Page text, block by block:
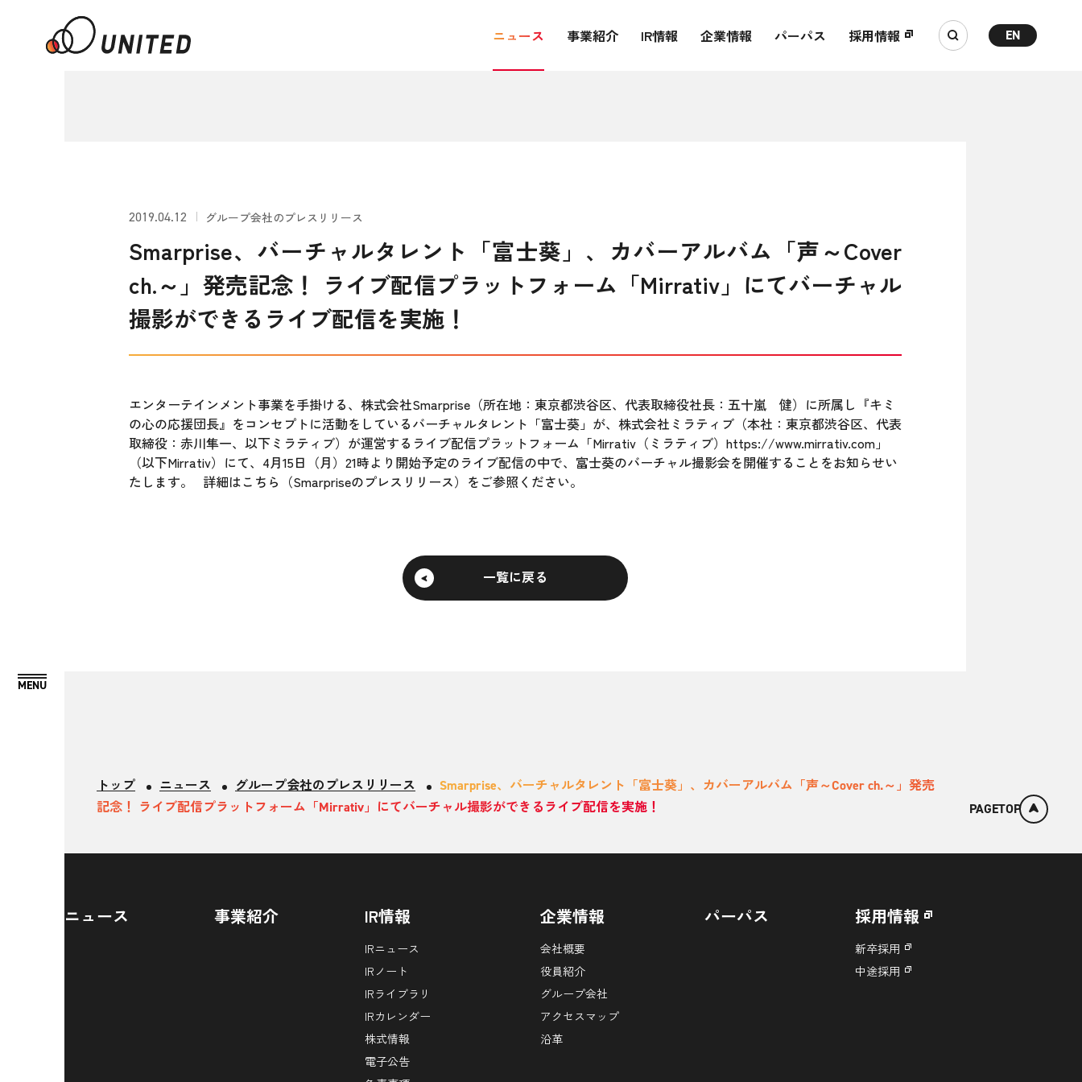
ニュース 事業紹介 IR情報 企業情報 パーパス 採用情報 EN
2019.04.12 グループ会社のプレスリリース
Smarprise、バーチャルタレント「富士葵」、カバーアルバム「声～Cover
ch.～」発売記念！ ライブ配信プラットフォーム「Mirrativ」にてバーチャル
撮影ができるライブ配信を実施！
エンターテインメント事業を手掛ける、株式会社Smarprise（所在地：東京都渋谷区、代表取締役社長：五十嵐 健）に所属し『キミ
の心の応援団長』をコンセプトに活動をしているバーチャルタレント「富士葵」が、株式会社ミラティブ（本社：東京都渋谷区、代表
取締役：赤川隼一、以下ミラティブ）が運営するライブ配信プラットフォーム「Mirrativ（ミラティブ）https://www.mirrativ.com」
（以下Mirrativ）にて、4月15日（月）21時より開始予定のライブ配信の中で、富士葵のバーチャル撮影会を開催することをお知らせい
たします。 詳細はこちら（Smarpriseのプレスリリース）をご参照ください。
一覧に戻る
トップ ニュース グループ会社のプレスリリース
Smarprise、バーチャルタレント「富士葵」、カバーアルバム「声～Cover ch.～」発売
記念！ ライブ配信プラットフォーム「Mirrativ」にてバーチャル撮影ができるライブ配信を実施！
PAGETOP
ニュース 事業紹介 IR情報
IRニュース
IRノート
IRライブラリ
IRカレンダー
株式情報
電子公告
企業情報
会社概要
役員紹介
グループ会社
アクセスマップ
沿革
パーパス 採用情報
新卒採用
中途採用